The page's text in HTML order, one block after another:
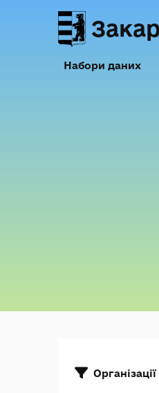
Набори даних
Організації